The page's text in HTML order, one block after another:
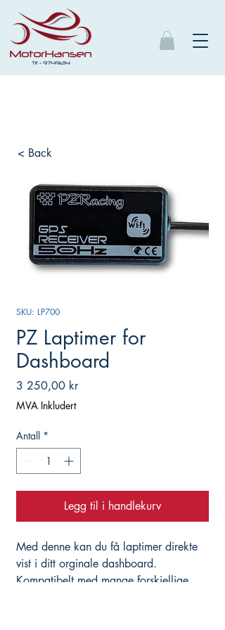
SKU: LP700
PZ Laptimer for
Dashboard
3 250,00 krPris
MVA Inkludert
Antall *
Legg til i handlekurv
Med denne kan du få laptimer direkte
vist i ditt orginale dashboard.
Kompatibelt med mange forskjellige
< Back